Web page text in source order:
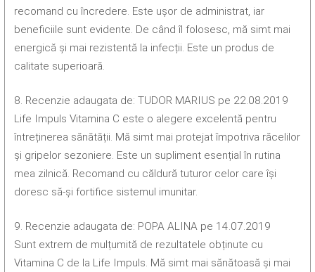
recomand cu încredere. Este ușor de administrat, iar
beneficiile sunt evidente. De când îl folosesc, mă simt mai
energică și mai rezistentă la infecții. Este un produs de
calitate superioară.
8. Recenzie adaugata de: TUDOR MARIUS pe 22.08.2019
Life Impuls Vitamina C este o alegere excelentă pentru
întreținerea sănătății. Mă simt mai protejat împotriva răcelilor
și gripelor sezoniere. Este un supliment esențial în rutina
mea zilnică. Recomand cu căldură tuturor celor care își
doresc să-și fortifice sistemul imunitar.
9. Recenzie adaugata de: POPA ALINA pe 14.07.2019
Sunt extrem de mulțumită de rezultatele obținute cu
Vitamina C de la Life Impuls. Mă simt mai sănătoasă și mai